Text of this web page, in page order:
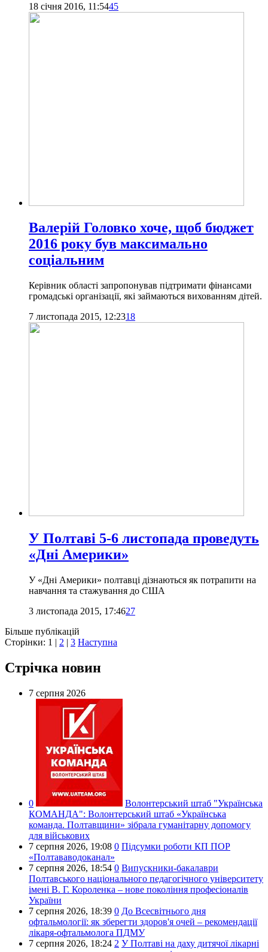
18 січня 2016, 11:5445
Валерій Головко хоче, щоб бюджет
2016 року був максимально
соціальним
Керівник області запропонував підтримати фінансами
громадські організації, які займаються вихованням дітей.
7 листопада 2015, 12:2318
У Полтаві 5-6 листопада проведуть
«Дні Америки»
У «Дні Америки» полтавці дізнаються як потрапити на
навчання та стажування до США
3 листопада 2015, 17:4627
Більше публікацій
Сторінки: 1 | 2 | 3 Наступна
Стрічка новин
7 серпня 2026
0
Волонтерський штаб "Українська
КОМАНДА": Волонтерський штаб «Українська
команда. Полтавщини» зібрала гуманітарну допомогу
для військових
7 серпня 2026, 19:08 0 Підсумки роботи КП ПОР
«Полтававодоканал»
7 серпня 2026, 18:54 0 Випускники-бакалаври
Полтавського національного педагогічного університету
імені В. Г. Короленка – нове покоління професіоналів
України
7 серпня 2026, 18:39 0 До Всесвітнього дня
офтальмології: як зберегти здоров'я очей – рекомендації
лікаря-офтальмолога ПДМУ
7 серпня 2026, 18:24 2 У Полтаві на даху дитячої лікарні